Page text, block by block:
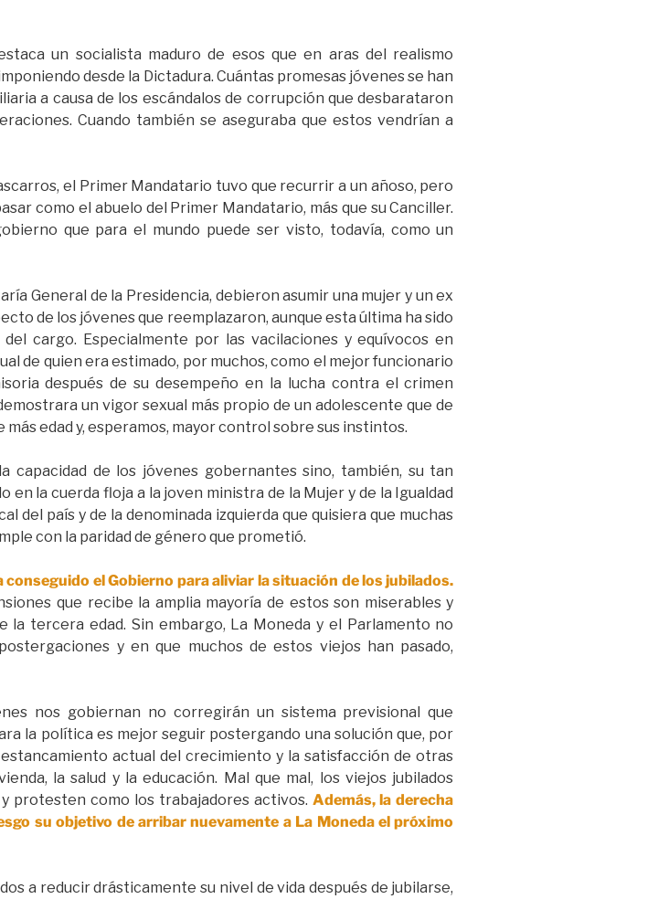
un socialista maduro de esos que en aras del realismo
desde la Dictadura. Cuántas promesas jóvenes se han
a causa de los escándalos de corrupción que desbarataron
Cuando también se aseguraba que estos vendrían a
el Primer Mandatario tuvo que recurrir a un añoso, pero
como el abuelo del Primer Mandatario, más que su Canciller.
que para el mundo puede ser visto, todavía, como un
General de la Presidencia, debieron asumir una mujer y un ex
de los jóvenes que reemplazaron, aunque esta última ha sido
cargo. Especialmente por las vacilaciones y equívocos en
de quien era estimado, por muchos, como el mejor funcionario
después de su desempeño en la lucha contra el crimen
un vigor sexual más propio de un adolescente que de
edad y, esperamos, mayor control sobre sus instintos.
capacidad de los jóvenes gobernantes sino, también, su tan
la cuerda floja a la joven ministra de la Mujer y de la Igualdad
del país y de la denominada izquierda que quisiera que muchas
con la paridad de género que prometió.
el Gobierno para aliviar la situación de los jubilados.
que recibe la amplia mayoría de estos son miserables y
tercera edad. Sin embargo, La Moneda y el Parlamento no
y en que muchos de estos viejos han pasado,
nos gobiernan no corregirán un sistema previsional que
la política es mejor seguir postergando una solución que, por
actual del crecimiento y la satisfacción de otras
la salud y la educación. Mal que mal, los viejos jubilados
protesten como los trabajadores activos. Además, la derecha
su objetivo de arribar nuevamente a La Moneda el próximo
a reducir drásticamente su nivel de vida después de jubilarse,